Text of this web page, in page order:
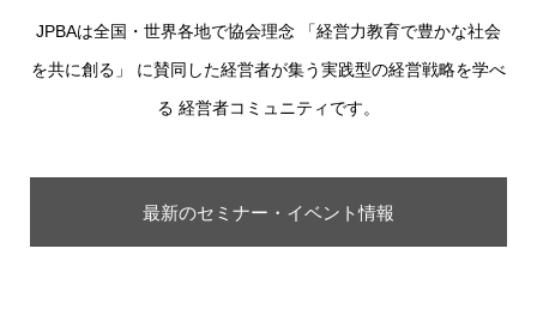
JPBAは全国・世界各地で協会理念 「経営力教育で豊かな社会
を共に創る」 に賛同した経営者が集う実践型の経営戦略を学べ
る 経営者コミュニティです。
最新のセミナー・イベント情報